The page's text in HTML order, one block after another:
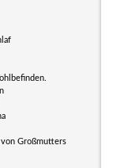
Großmutters